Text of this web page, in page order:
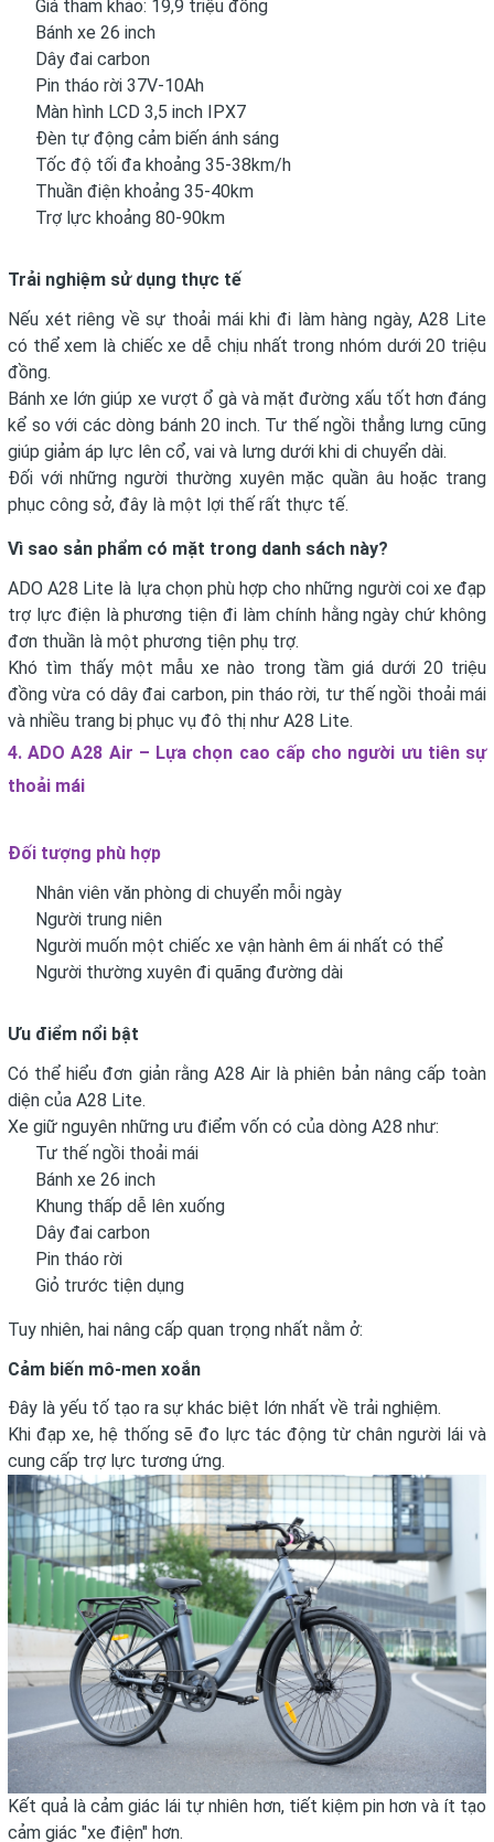
Giá tham khảo: 19,9 triệu đồng
Bánh xe 26 inch
Dây đai carbon
Pin tháo rời 37V-10Ah
Màn hình LCD 3,5 inch IPX7
Đèn tự động cảm biến ánh sáng
Tốc độ tối đa khoảng 35-38km/h
Thuần điện khoảng 35-40km
Trợ lực khoảng 80-90km
Trải nghiệm sử dụng thực tế
Nếu xét riêng về sự thoải mái khi đi làm hàng ngày, A28 Lite
có thể xem là chiếc xe dễ chịu nhất trong nhóm dưới 20 triệu
đồng.
Bánh xe lớn giúp xe vượt ổ gà và mặt đường xấu tốt hơn đáng
kể so với các dòng bánh 20 inch. Tư thế ngồi thẳng lưng cũng
giúp giảm áp lực lên cổ, vai và lưng dưới khi di chuyển dài.
Đối với những người thường xuyên mặc quần âu hoặc trang
phục công sở, đây là một lợi thế rất thực tế.
Vì sao sản phẩm có mặt trong danh sách này?
ADO A28 Lite là lựa chọn phù hợp cho những người coi xe đạp
trợ lực điện là phương tiện đi làm chính hằng ngày chứ không
đơn thuần là một phương tiện phụ trợ.
Khó tìm thấy một mẫu xe nào trong tầm giá dưới 20 triệu
đồng vừa có dây đai carbon, pin tháo rời, tư thế ngồi thoải mái
và nhiều trang bị phục vụ đô thị như A28 Lite.
4. ADO A28 Air – Lựa chọn cao cấp cho người ưu tiên sự
thoải mái
Đối tượng phù hợp
Nhân viên văn phòng di chuyển mỗi ngày
Người trung niên
Người muốn một chiếc xe vận hành êm ái nhất có thể
Người thường xuyên đi quãng đường dài
Ưu điểm nổi bật
Có thể hiểu đơn giản rằng A28 Air là phiên bản nâng cấp toàn
diện của A28 Lite.
Xe giữ nguyên những ưu điểm vốn có của dòng A28 như:
Tư thế ngồi thoải mái
Bánh xe 26 inch
Khung thấp dễ lên xuống
Dây đai carbon
Pin tháo rời
Giỏ trước tiện dụng
Tuy nhiên, hai nâng cấp quan trọng nhất nằm ở:
Cảm biến mô-men xoắn
Đây là yếu tố tạo ra sự khác biệt lớn nhất về trải nghiệm.
Khi đạp xe, hệ thống sẽ đo lực tác động từ chân người lái và
cung cấp trợ lực tương ứng.
Kết quả là cảm giác lái tự nhiên hơn, tiết kiệm pin hơn và ít tạo
cảm giác "xe điện" hơn.